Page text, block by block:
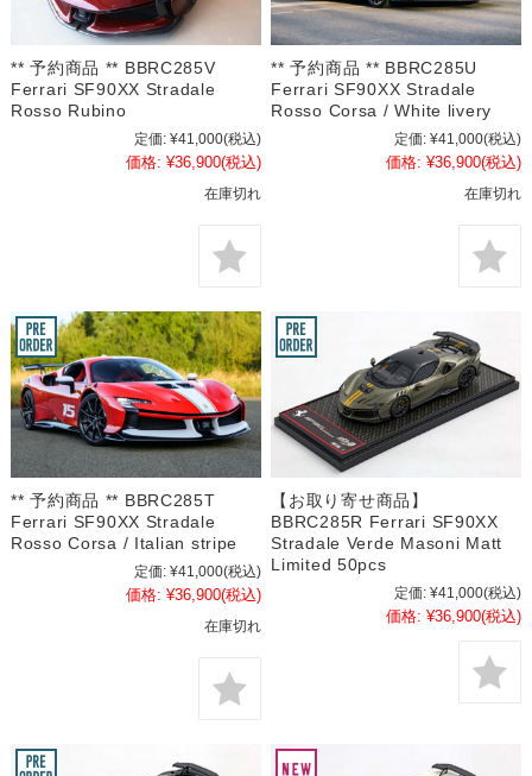
** 予約商品 ** BBRC285V
Ferrari SF90XX Stradale
Rosso Rubino
定価: ¥41,000(税込)
価格: ¥36,900(税込)
在庫切れ
** 予約商品 ** BBRC285U
Ferrari SF90XX Stradale
Rosso Corsa / White livery
定価: ¥41,000(税込)
価格: ¥36,900(税込)
在庫切れ
** 予約商品 ** BBRC285T
Ferrari SF90XX Stradale
Rosso Corsa / Italian stripe
定価: ¥41,000(税込)
価格: ¥36,900(税込)
在庫切れ
【お取り寄せ商品】
BBRC285R Ferrari SF90XX
Stradale Verde Masoni Matt
Limited 50pcs
定価: ¥41,000(税込)
価格: ¥36,900(税込)